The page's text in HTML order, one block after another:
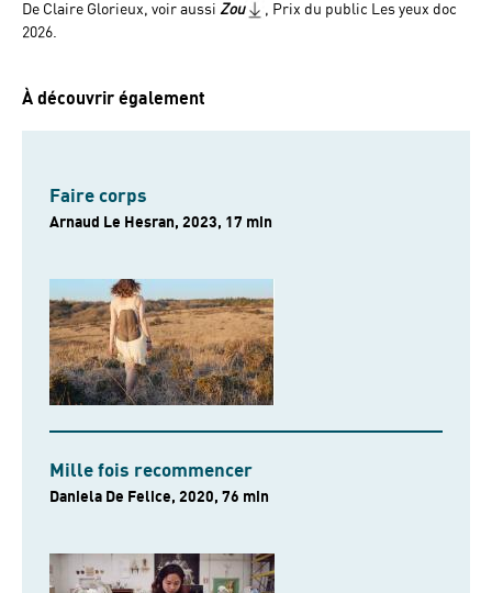
De Claire Glorieux, voir aussi Zou
, Prix du public Les yeux doc
2026.
À découvrir également
Faire corps
Arnaud Le Hesran, 2023, 17 min
Mille fois recommencer
Daniela De Felice, 2020, 76 min